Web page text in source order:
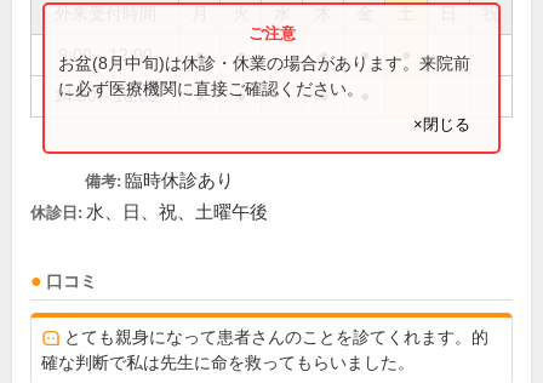
祝
9:00～12:00 ● ● ● ●
14:00～18:00 ● ● ●
お盆(8月中旬)は休診・休業の場合があります。来院前
に必ず医療機関に直接ご確認ください。
×閉じる
備考: 臨時休診あり
休診日: 水、日、祝、土曜午後
口コミ
とても親身になって患者さんのことを診てくれます。的
確な判断で私は先生に命を救ってもらいました。